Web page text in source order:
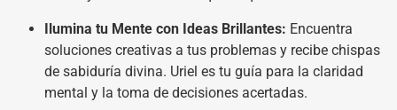
Ilumina tu Mente con Ideas Brillantes: Encuentra
soluciones creativas a tus problemas y recibe chispas
de sabiduría divina. Uriel es tu guía para la claridad
mental y la toma de decisiones acertadas.